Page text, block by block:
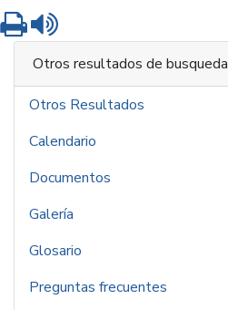
Imprimir
Otros resultados de busqueda
Otros Resultados
Calendario
Documentos
Galería
Glosario
Preguntas frecuentes